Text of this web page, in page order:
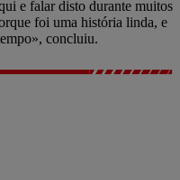
e falar disto durante muitos
foi uma história linda, e
concluiu.